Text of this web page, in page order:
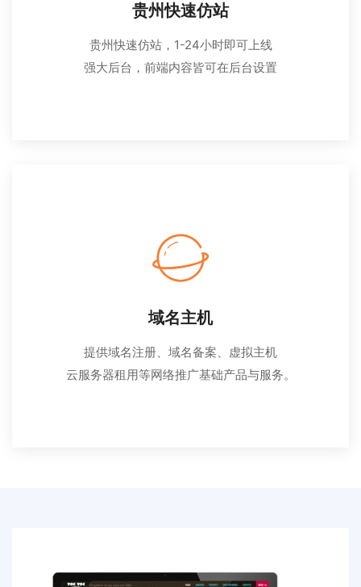
贵州快速仿站
贵州快速仿站，1-24小时即可上线
强大后台，前端内容皆可在后台设置
域名主机
提供域名注册、域名备案、虚拟主机
云服务器租用等网络推广基础产品与服务。